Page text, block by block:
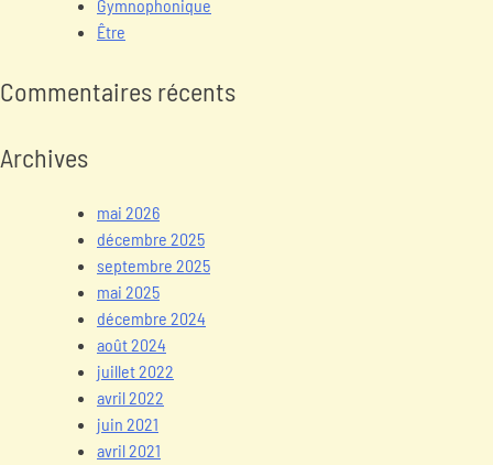
Gymnophonique
Être
Commentaires récents
Archives
mai 2026
décembre 2025
septembre 2025
mai 2025
décembre 2024
août 2024
juillet 2022
avril 2022
juin 2021
avril 2021